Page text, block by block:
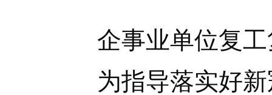
企事业单位复工
为指导落实好新